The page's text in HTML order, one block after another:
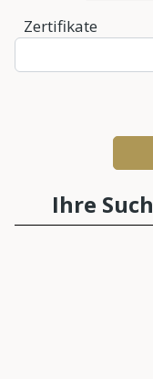
Zertifikate
Ihre